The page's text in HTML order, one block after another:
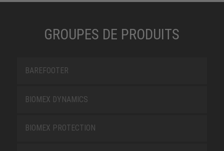
GROUPES DE PRODUITS
BAREFOOTER
BIOMEX DYNAMICS
BIOMEX PROTECTION